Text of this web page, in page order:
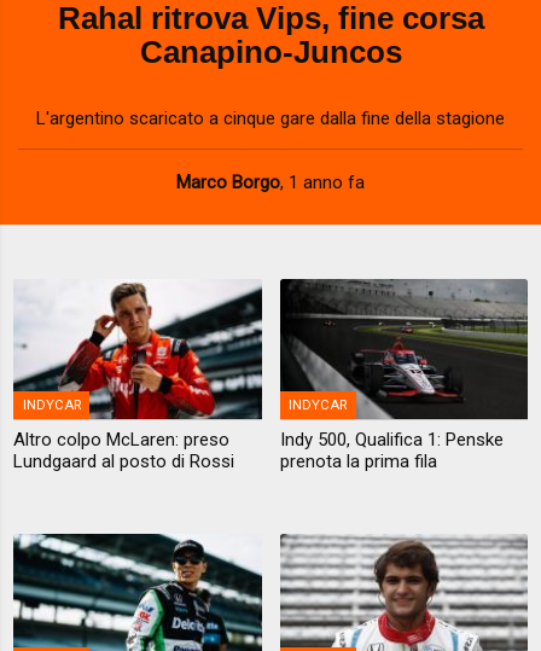
Rahal ritrova Vips, fine corsa
Canapino-Juncos
L'argentino scaricato a cinque gare dalla fine della stagione
Marco Borgo, 1 anno fa
INDYCAR
Altro colpo McLaren: preso
Lundgaard al posto di Rossi
INDYCAR
Indy 500, Qualifica 1: Penske
prenota la prima fila